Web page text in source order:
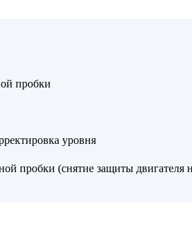
пробки
уровня
пробки (снятие защиты двигателя